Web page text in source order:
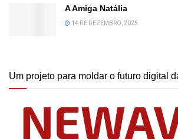
A Amiga Natália
14 DE DEZEMBRO, 2025
Um projeto para moldar o futuro digital